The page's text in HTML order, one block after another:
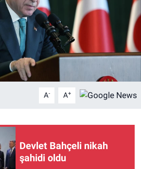
A- A+
Devlet Bahçeli nikah
şahidi oldu